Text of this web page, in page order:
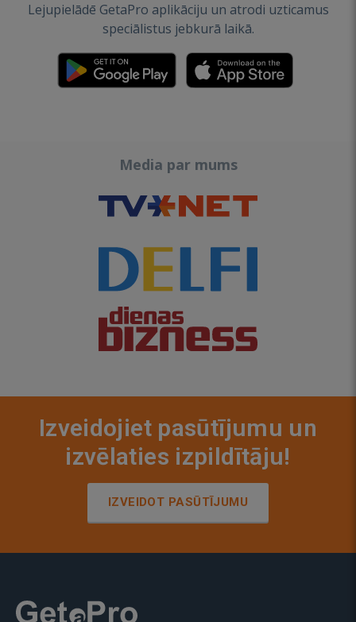
Lejupielādē GetaPro aplikāciju un atrodi uzticamus
speciālistus jebkurā laikā.
Media par mums
Izveidojiet pasūtījumu un
izvēlaties izpildītāju!
IZVEIDOT PASŪTĪJUMU